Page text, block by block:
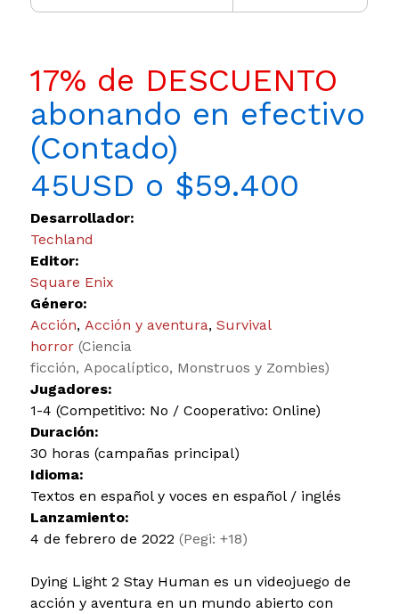
17% de DESCUENTO
abonando en efectivo
(Contado)
45USD o $59.400
Desarrollador:
Techland
Editor:
Square Enix
Género:
Acción, Acción y aventura, Survival
horror (Ciencia
ficción, Apocalíptico, Monstruos y Zombies)
Jugadores:
1-4 (Competitivo: No / Cooperativo: Online)
Duración:
30 horas (campañas principal)
Idioma:
Textos en español y voces en español / inglés
Lanzamiento:
4 de febrero de 2022 (Pegi: +18)
Dying Light 2 Stay Human es un videojuego de
acción y aventura en un mundo abierto con